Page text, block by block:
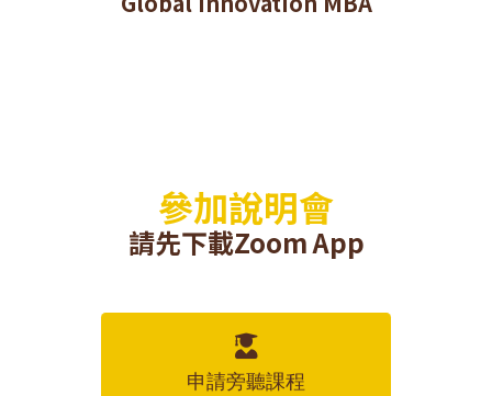
參加說明會
請先下載Zoom App
申請旁聽課程